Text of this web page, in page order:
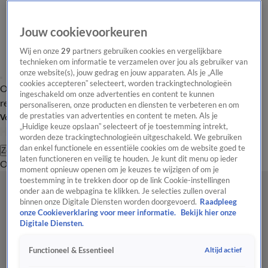
Overzicht Laatste nieuws Regionieuws Het beste van Hart
Tip de
redactie
Volg Hart van Nederland
Zoeken
OverzichtRegioUitzendingenWeerTip de redactiePanelVideo's
Jouw cookievoorkeuren
Wij en onze29 partners gebruiken cookies en vergelijkbare
technieken om informatie te verzamelen over jou als gebruiker van
onze website(s), jouw gedrag en jouw apparaten. Als je „Alle
cookies accepteren” selecteert, worden trackingtechnologieën
ingeschakeld om onze advertenties en content te kunnen
personaliseren, onze producten en diensten te verbeteren en om
de prestaties van advertenties en content te meten. Als je
„Huidige keuze opslaan” selecteert of je toestemming intrekt,
worden deze trackingtechnologieën uitgeschakeld. We gebruiken
dan enkel functionele en essentiële cookies om de website goed te
laten functioneren en veilig te houden. Je kunt dit menu op ieder
moment opnieuw openen om je keuzes te wijzigen of om je
toestemming in te trekken door op de link Cookie-instellingen
onder aan de webpagina te klikken. Je selecties zullen overal
binnen onze Digitale Diensten worden doorgevoerd. Raadpleeg
onze Cookieverklaring voor meer informatie.
Bekijk hier onze
Digitale Diensten.
Functioneel & Essentieel Altijd actief